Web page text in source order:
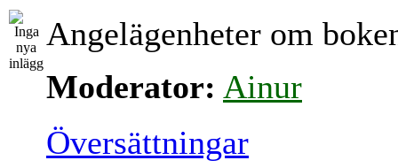
Angelägenheter om
Moderator: Ainur
Översättningar